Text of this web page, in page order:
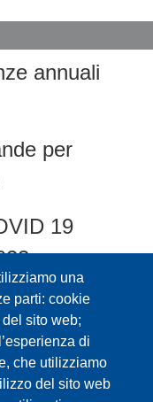
una
parti: cookie
sito web;
di
che utilizziamo
del sito web
annuali
per
19
per
e congedo